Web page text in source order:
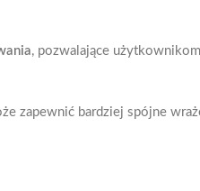
, pozwalające
zapewnić bardziej spójne